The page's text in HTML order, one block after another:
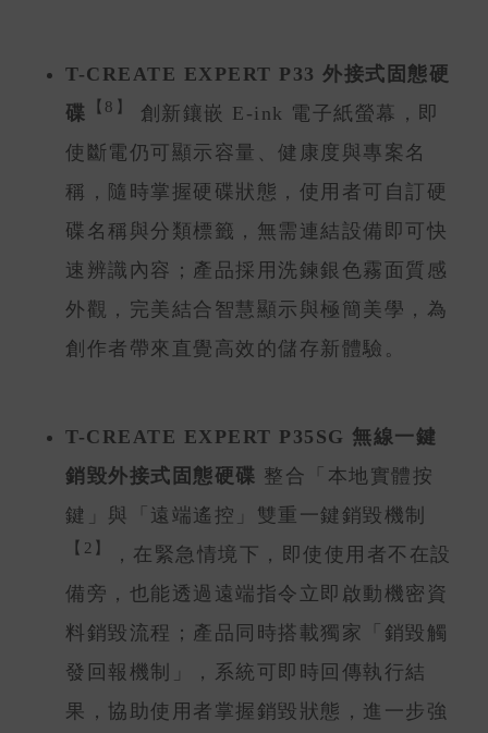
T-CREATE EXPERT P33 外接式固態硬
碟 【8】
創新鑲嵌 E-ink 電子紙螢幕，即
使斷電仍可顯示容量、健康度與專案名
稱，隨時掌握硬碟狀態，使用者可自訂硬
碟名稱與分類標籤，無需連結設備即可快
速辨識內容；產品採用洗鍊銀色霧面質感
外觀，完美結合智慧顯示與極簡美學，為
創作者帶來直覺高效的儲存新體驗。
T-CREATE EXPERT P35SG 無線一鍵
銷毀外接式固態硬碟 整合「本地實體按
鍵」與「遠端遙控」雙重一鍵銷毀機制
【2】
，在緊急情境下，即使使用者不在設
備旁，也能透過遠端指令立即啟動機密資
料銷毀流程；產品同時搭載獨家「銷毀觸
發回報機制」，系統可即時回傳執行結
果，協助使用者掌握銷毀狀態，進一步強